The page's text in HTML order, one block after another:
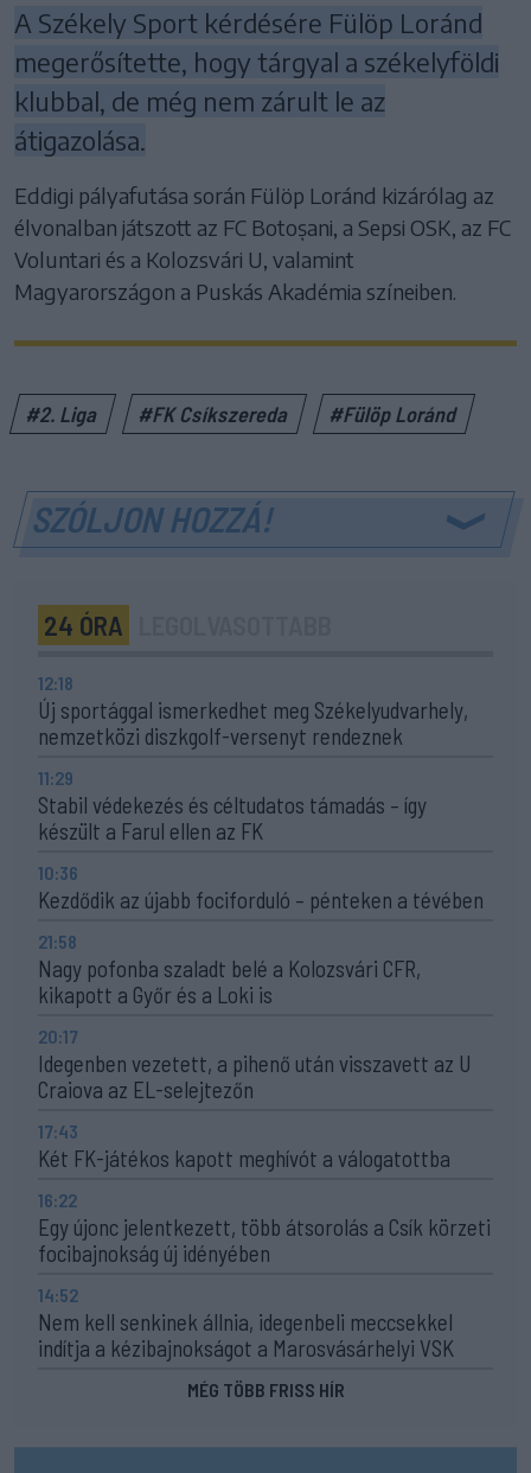
A Székely Sport kérdésére Fülöp Loránd
megerősítette, hogy tárgyal a székelyföldi
klubbal, de még nem zárult le az
átigazolása.
Eddigi pályafutása során Fülöp Loránd kizárólag az
élvonalban játszott az FC Botoșani, a Sepsi OSK, az FC
Voluntari és a Kolozsvári U, valamint
Magyarországon a Puskás Akadémia színeiben.
#2. Liga #FK Csíkszereda #Fülöp Loránd
SZÓLJON HOZZÁ!
24 ÓRA
12:18
Új sportággal ismerkedhet meg Székelyudvarhely,
nemzetközi diszkgolf-versenyt rendeznek
11:29
Stabil védekezés és céltudatos támadás – így
készült a Farul ellen az FK
10:36
Kezdődik az újabb fociforduló – pénteken a tévében
21:58
Nagy pofonba szaladt belé a Kolozsvári CFR,
kikapott a Győr és a Loki is
20:17
Idegenben vezetett, a pihenő után visszavett az U
Craiova az EL-selejtezőn
17:43
Két FK-játékos kapott meghívót a válogatottba
16:22
Egy újonc jelentkezett, több átsorolás a Csík körzeti
focibajnokság új idényében
14:52
Nem kell senkinek állnia, idegenbeli meccsekkel
indítja a kézibajnokságot a Marosvásárhelyi VSK
MÉG TÖBB FRISS HÍR